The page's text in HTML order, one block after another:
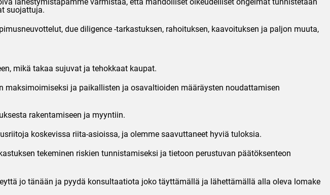
suojattuja.
due diligence -tarkastuksen, rahoituksen, kaavoituksen ja paljon muuta,
mikä takaa sujuvat ja tehokkaat kaupat.
ja paikallisten ja osavaltioiden määräysten noudattamisen
rakentamiseen ja myyntiin.
koskevissa riita-asioissa, ja olemme saavuttaneet hyviä tuloksia.
tekeminen riskien tunnistamiseksi ja tietoon perustuvan päätöksenteon
jo tänään ja pyydä konsultaatiota joko täyttämällä ja lähettämällä alla oleva lomake